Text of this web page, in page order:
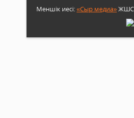
Меншік иесі:«Сыр медиа»